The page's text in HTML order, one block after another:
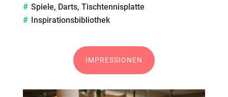
Spiele, Darts, Tischtennisplatte
Inspirationsbibliothek
IMPRESSIONEN